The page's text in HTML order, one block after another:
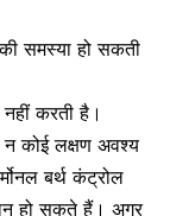
समस्या हो सकती
करती है।
कोई लक्षण अवश्य
बर्थ कंट्रोल
हो सकते हैं। अगर